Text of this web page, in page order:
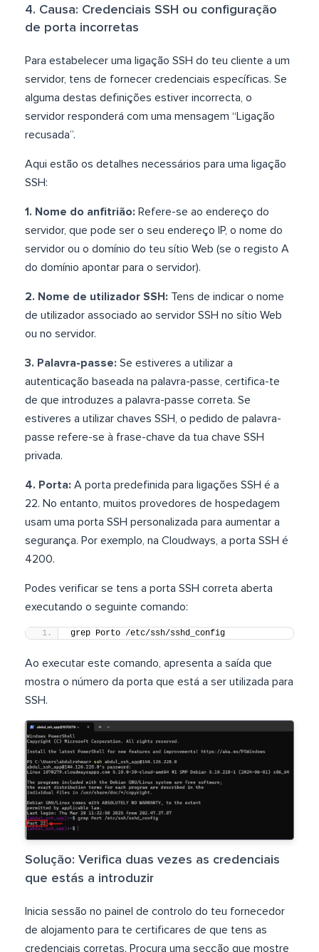
4. Causa: Credenciais SSH ou configuração
de porta incorretas
Para estabelecer uma ligação SSH do teu cliente a um
servidor, tens de fornecer credenciais específicas. Se
alguma destas definições estiver incorrecta, o
servidor responderá com uma mensagem “Ligação
recusada”.
Aqui estão os detalhes necessários para uma ligação
SSH:
1. Nome do anfitrião: Refere-se ao endereço do
servidor, que pode ser o seu endereço IP, o nome do
servidor ou o domínio do teu sítio Web (se o registo A
do domínio apontar para o servidor).
2. Nome de utilizador SSH: Tens de indicar o nome
de utilizador associado ao servidor SSH no sítio Web
ou no servidor.
3. Palavra-passe: Se estiveres a utilizar a
autenticação baseada na palavra-passe, certifica-te
de que introduzes a palavra-passe correta. Se
estiveres a utilizar chaves SSH, o pedido de palavra-
passe refere-se à frase-chave da tua chave SSH
privada.
4. Porta: A porta predefinida para ligações SSH é a
22. No entanto, muitos provedores de hospedagem
usam uma porta SSH personalizada para aumentar a
segurança. Por exemplo, na Cloudways, a porta SSH é
4200.
Podes verificar se tens a porta SSH correta aberta
executando o seguinte comando:
grep Porto /etc/ssh/sshd_config
Ao executar este comando, apresenta a saída que
mostra o número da porta que está a ser utilizada para
SSH.
Solução: Verifica duas vezes as credenciais
que estás a introduzir
Inicia sessão no painel de controlo do teu fornecedor
de alojamento para te certificares de que tens as
credenciais corretas. Procura uma secção que mostre